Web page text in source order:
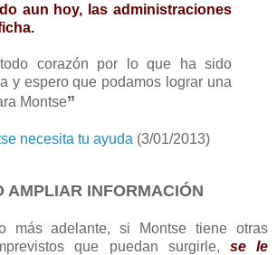
aun hoy, las administraciones
corazón por lo que ha sido
y espero que podamos lograr una
Montse”
necesita tu ayuda (3/01/2013)
AMPLIAR INFORMACIÓN
más adelante, si Montse tiene otras
que puedan surgirle, se le